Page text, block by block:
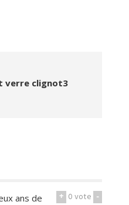
verre clignot3
+ 0vote -
ans de